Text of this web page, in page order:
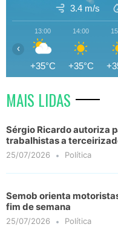
3.4 m/s
13:00
+35°C
14:00
+35°C
‹
MAIS LIDAS
Sérgio Ricardo autoriza
trabalhistas a
25/07/2026 Política
Semob orienta
fim de semana
25/07/2026 Política